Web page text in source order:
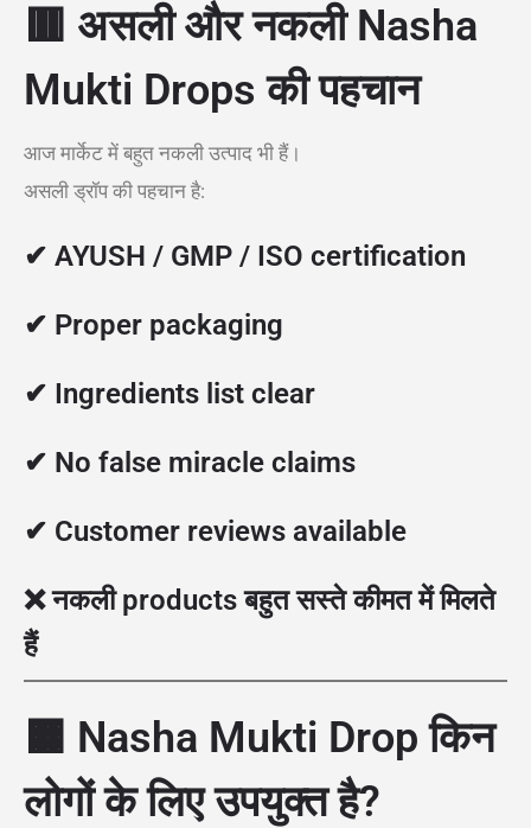
🟥 असली और नकली Nasha
Mukti Drops की पहचान
आज मार्केट में बहुत नकली उत्पाद भी हैं।
असली ड्रॉप की पहचान है:
✔ AYUSH / GMP / ISO certification
✔ Proper packaging
✔ Ingredients list clear
✔ No false miracle claims
✔ Customer reviews available
❌ नकली products बहुत सस्ते कीमत में मिलते
हैं
🟧 Nasha Mukti Drop किन
लोगों के लिए उपयुक्त है?